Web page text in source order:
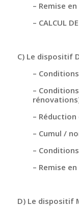
– Remise
– CALCUL
C) Le dispositif
–
–
–
– Cumul /
–
– Remise
D) Le dispositif